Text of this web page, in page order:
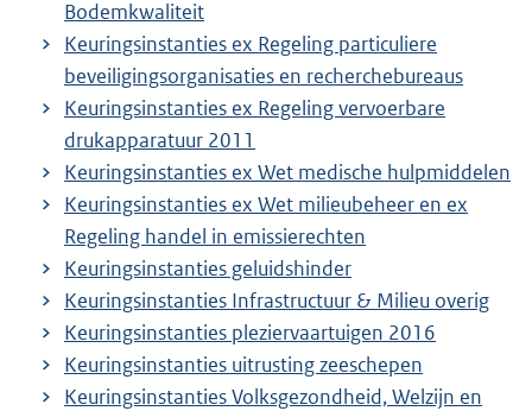
Bodemkwaliteit
Keuringsinstanties ex Regeling particuliere
beveiligingsorganisaties en recherchebureaus
Keuringsinstanties ex Regeling vervoerbare
drukapparatuur 2011
Keuringsinstanties ex Wet medische hulpmiddelen
Keuringsinstanties ex Wet milieubeheer en ex
Regeling handel in emissierechten
Keuringsinstanties geluidshinder
Keuringsinstanties Infrastructuur & Milieu overig
Keuringsinstanties pleziervaartuigen 2016
Keuringsinstanties uitrusting zeeschepen
Keuringsinstanties Volksgezondheid, Welzijn en